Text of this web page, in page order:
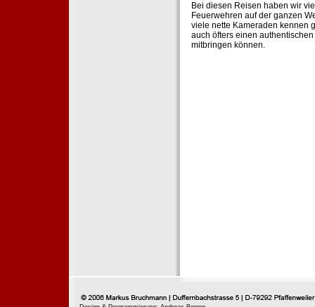
Bei diesen Reisen haben wir
Feuerwehren auf der ganzen
viele nette Kameraden kennen
auch öfters einen
mitbringen können.